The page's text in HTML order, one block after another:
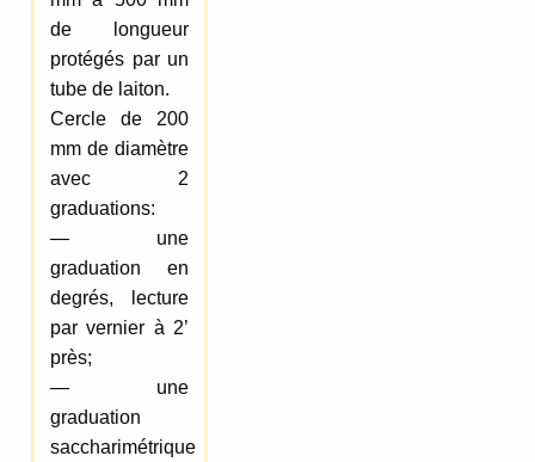
de longueur
protégés par un
tube de laiton.
Cercle de 200
mm de diamètre
avec 2
graduations:
— une
graduation en
degrés, lecture
par vernier à 2’
près;
— une
graduation
saccharimétrique